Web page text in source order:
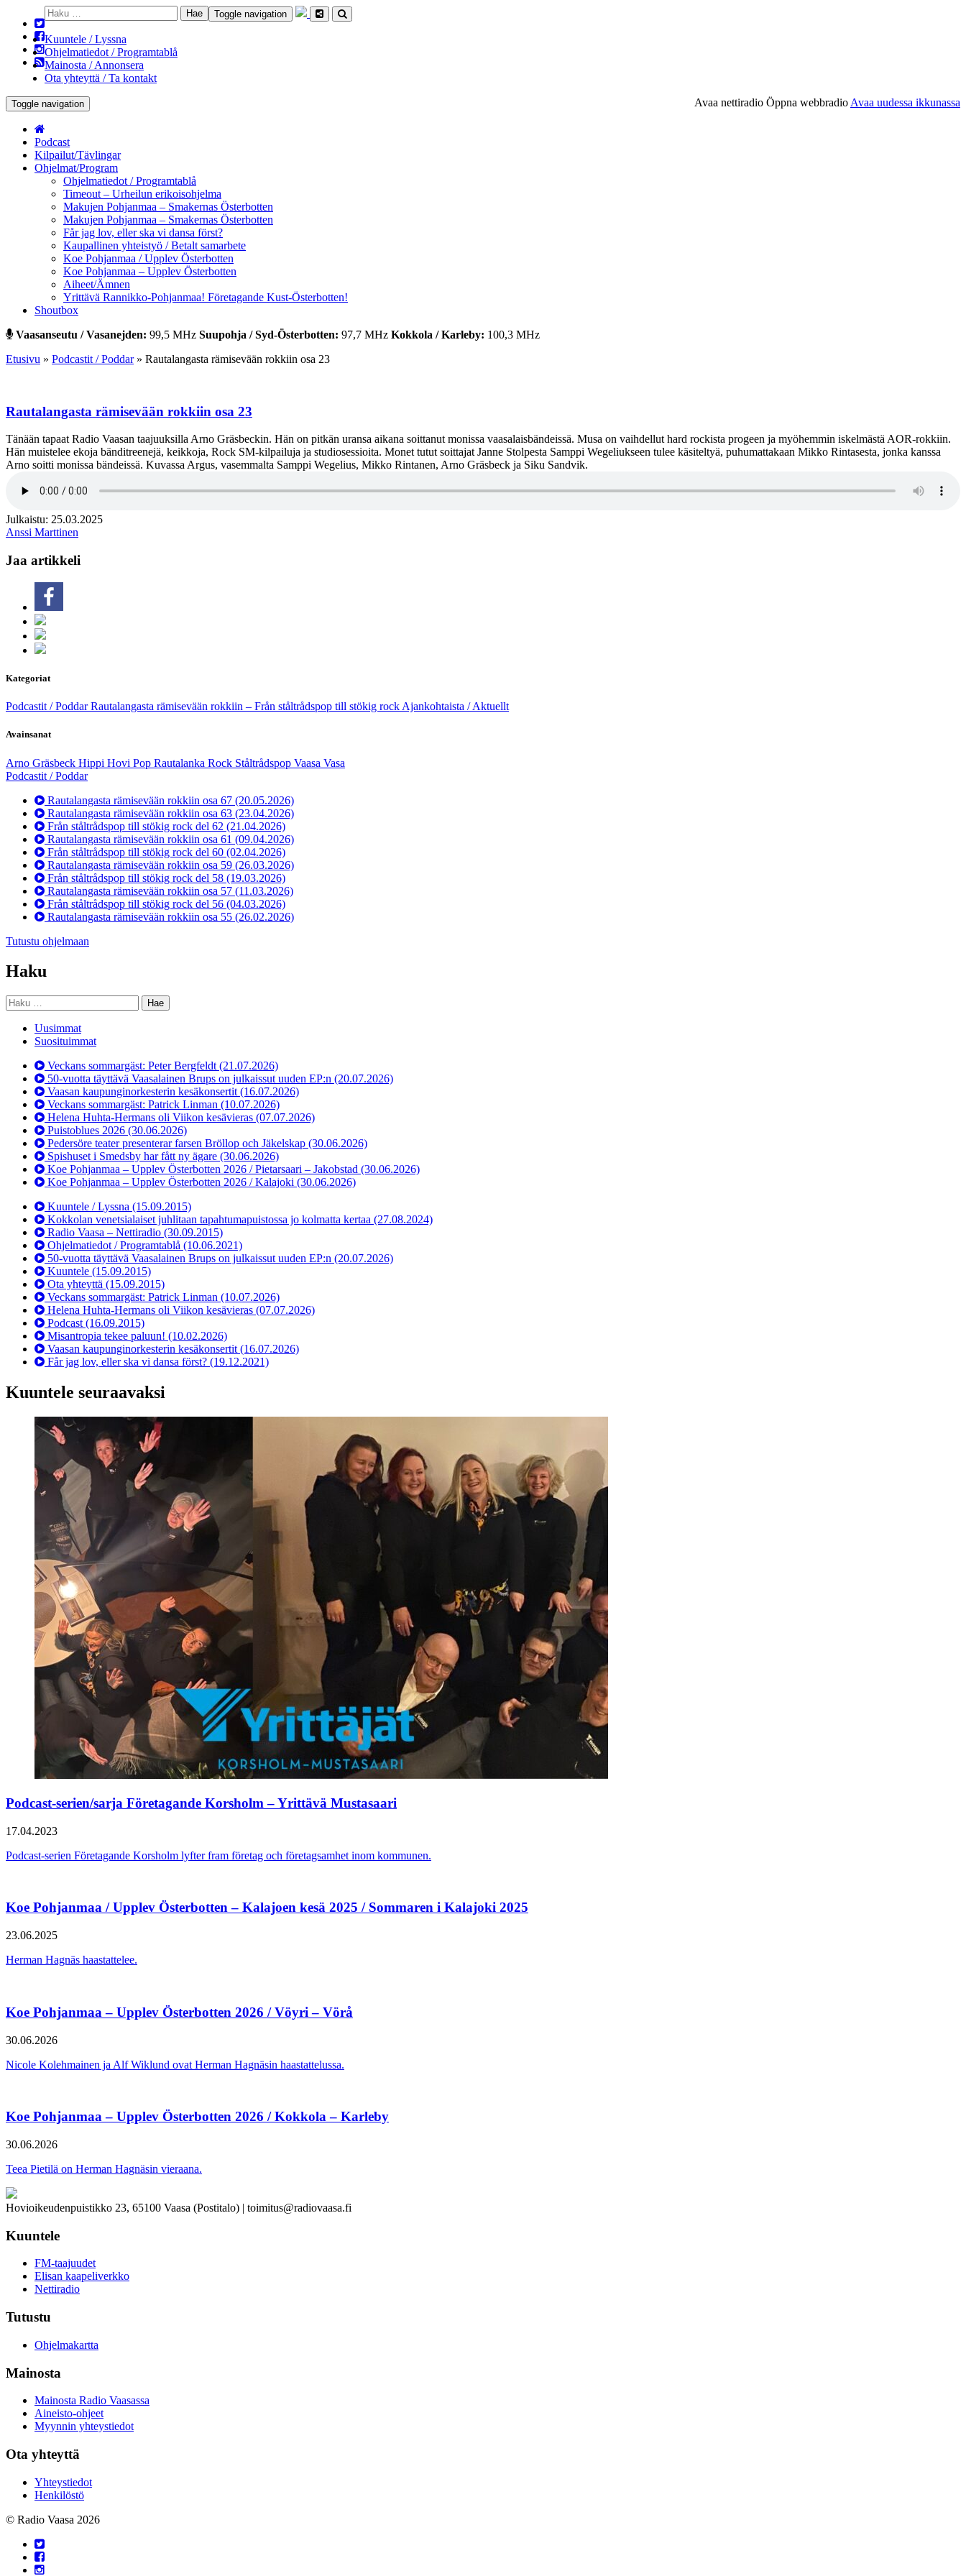
Toggle navigation
Haku:
Kuuntele / Lyssna
Ohjelmatiedot / Programtablå
Mainosta / Annonsera
Ota yhteyttä / Ta kontakt
Toggle navigation Avaa nettiradio Öppna webbradio Avaa uudessa ikkunassa
Podcast
Kilpailut/Tävlingar
Ohjelmat/Program
Ohjelmatiedot / Programtablå
Timeout – Urheilun erikoisohjelma
Makujen Pohjanmaa – Smakernas Österbotten
Makujen Pohjanmaa – Smakernas Österbotten
Får jag lov, eller ska vi dansa först?
Kaupallinen yhteistyö / Betalt samarbete
Koe Pohjanmaa / Upplev Österbotten
Koe Pohjanmaa – Upplev Österbotten
Aiheet/Ämnen
Yrittävä Rannikko-Pohjanmaa! Företagande Kust-Österbotten!
Shoutbox
Vaasanseutu / Vasanejden: 99,5 MHz Suupohja / Syd-Österbotten: 97,7 MHz Kokkola / Karleby: 100,3 MHz
Etusivu » Podcastit / Poddar» Rautalangasta rämisevään rokkiin osa 23
Rautalangasta rämisevään rokkiin osa 23
Tänään tapaat Radio Vaasan taajuuksilla Arno Gräsbeckin. Hän on pitkän uransa aikana soittanut monissa vaasalaisbändeissä. Musa on vaihdellut hard rockista progeen ja myöhemmin iskelmästä AOR-rokkiin.
Hän muistelee ekoja bänditreenejä, keikkoja, Rock SM-kilpailuja ja studiosessioita. Monet tutut soittajat Janne Stolpesta Samppi Wegeliukseen tulee käsiteltyä, puhumattakaan Mikko Rintasesta, jonka kanssa
Arno soitti monissa bändeissä. Kuvassa Argus, vasemmalta Samppi Wegelius, Mikko Rintanen, Arno Gräsbeck ja Siku Sandvik.
Julkaistu: 25.03.2025
Anssi Marttinen
Jaa artikkeli
Kategoriat
Podcastit / PoddarRautalangasta rämisevään rokkiin – Från ståltrådspop till stökig rock Ajankohtaista / Aktuellt
Avainsanat
Arno Gräsbeck Hippi Hovi Pop Rautalanka Rock Ståltrådspop Vaasa Vasa
Podcastit / Poddar
Rautalangasta rämisevään rokkiin osa 67 (20.05.2026)
Rautalangasta rämisevään rokkiin osa 63 (23.04.2026)
Från ståltrådspop till stökig rock del 62 (21.04.2026)
Rautalangasta rämisevään rokkiin osa 61 (09.04.2026)
Från ståltrådspop till stökig rock del 60 (02.04.2026)
Rautalangasta rämisevään rokkiin osa 59 (26.03.2026)
Från ståltrådspop till stökig rock del 58 (19.03.2026)
Rautalangasta rämisevään rokkiin osa 57 (11.03.2026)
Från ståltrådspop till stökig rock del 56 (04.03.2026)
Rautalangasta rämisevään rokkiin osa 55 (26.02.2026)
Tutustu ohjelmaan
Haku
Haku:
Uusimmat
Suosituimmat
Veckans sommargäst: Peter Bergfeldt (21.07.2026)
50-vuotta täyttävä Vaasalainen Brups on julkaissut uuden EP:n (20.07.2026)
Vaasan kaupunginorkesterin kesäkonsertit (16.07.2026)
Veckans sommargäst: Patrick Linman (10.07.2026)
Helena Huhta-Hermans oli Viikon kesävieras (07.07.2026)
Puistoblues 2026 (30.06.2026)
Pedersöre teater presenterar farsen Bröllop och Jäkelskap (30.06.2026)
Spishuset i Smedsby har fått ny ägare (30.06.2026)
Koe Pohjanmaa – Upplev Österbotten 2026 / Pietarsaari – Jakobstad (30.06.2026)
Koe Pohjanmaa – Upplev Österbotten 2026 / Kalajoki (30.06.2026)
Kuuntele / Lyssna (15.09.2015)
Kokkolan venetsialaiset juhlitaan tapahtumapuistossa jo kolmatta kertaa (27.08.2024)
Radio Vaasa – Nettiradio (30.09.2015)
Ohjelmatiedot / Programtablå (10.06.2021)
50-vuotta täyttävä Vaasalainen Brups on julkaissut uuden EP:n (20.07.2026)
Kuuntele (15.09.2015)
Ota yhteyttä (15.09.2015)
Veckans sommargäst: Patrick Linman (10.07.2026)
Helena Huhta-Hermans oli Viikon kesävieras (07.07.2026)
Podcast (16.09.2015)
Misantropia tekee paluun! (10.02.2026)
Vaasan kaupunginorkesterin kesäkonsertit (16.07.2026)
Får jag lov, eller ska vi dansa först? (19.12.2021)
Kuuntele seuraavaksi
Podcast-serien/sarja Företagande Korsholm – Yrittävä Mustasaari
17.04.2023
Podcast-serien Företagande Korsholm lyfter fram företag och företagsamhet inom kommunen.
Koe Pohjanmaa / Upplev Österbotten – Kalajoen kesä 2025 / Sommaren i Kalajoki 2025
23.06.2025
Herman Hagnäs haastattelee.
Koe Pohjanmaa – Upplev Österbotten 2026 / Vöyri – Vörå
30.06.2026
Nicole Kolehmainen ja Alf Wiklund ovat Herman Hagnäsin haastattelussa.
Koe Pohjanmaa – Upplev Österbotten 2026 / Kokkola – Karleby
30.06.2026
Teea Pietilä on Herman Hagnäsin vieraana.
Hovioikeudenpuistikko 23, 65100 Vaasa (Postitalo) | toimitus@radiovaasa.fi
Kuuntele
FM-taajuudet
Elisan kaapeliverkko
Nettiradio
Tutustu
Ohjelmakartta
Mainosta
Mainosta Radio Vaasassa
Aineisto-ohjeet
Myynnin yhteystiedot
Ota yhteyttä
Yhteystiedot
Henkilöstö
© Radio Vaasa 2026